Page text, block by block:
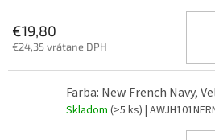
€19,80
€24,35 vrátane DPH
Farba: New French Navy,
Skladom (>5 ks) |